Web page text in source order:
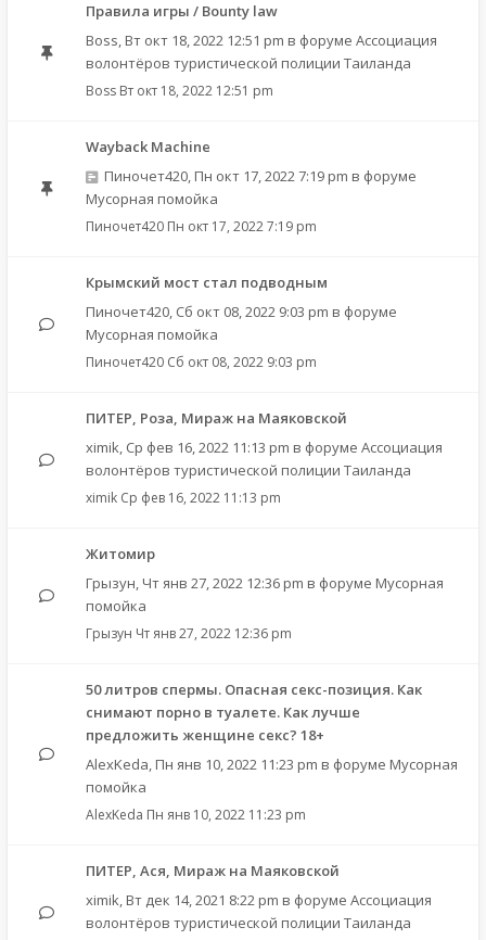
Правила игры / Bounty law
Boss, Вт окт 18, 2022 12:51 pm в форуме Ассоциация
волонтёров туристической полиции Таиланда
Boss Вт окт 18, 2022 12:51 pm
Wayback Machine
Пиночет420, Пн окт 17, 2022 7:19 pm в форуме
Мусорная помойка
Пиночет420 Пн окт 17, 2022 7:19 pm
Крымский мост стал подводным
Пиночет420, Сб окт 08, 2022 9:03 pm в форуме
Мусорная помойка
Пиночет420 Сб окт 08, 2022 9:03 pm
ПИТЕР, Роза, Мираж на Маяковской
ximik, Ср фев 16, 2022 11:13 pm в форуме Ассоциация
волонтёров туристической полиции Таиланда
ximik Ср фев 16, 2022 11:13 pm
Житомир
Грызун, Чт янв 27, 2022 12:36 pm в форуме Мусорная
помойка
Грызун Чт янв 27, 2022 12:36 pm
50 литров спермы. Опасная секс-позиция. Как
снимают порно в туалете. Как лучше
предложить женщине секс? 18+
AlexKeda, Пн янв 10, 2022 11:23 pm в форуме Мусорная
помойка
AlexKeda Пн янв 10, 2022 11:23 pm
ПИТЕР, Ася, Мираж на Маяковской
ximik, Вт дек 14, 2021 8:22 pm в форуме Ассоциация
волонтёров туристической полиции Таиланда